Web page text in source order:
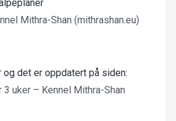
Mithra-Shan (mithrashan.eu)
og det er oppdatert på siden:
3 uker – Kennel Mithra-Shan